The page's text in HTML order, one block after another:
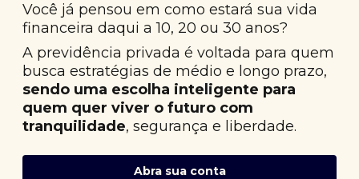
Você já pensou em como estará sua vida
financeira daqui a 10, 20 ou 30 anos?
A previdência privada é voltada para quem
busca estratégias de médio e longo prazo,
sendo uma escolha inteligente para
quem quer viver o futuro com
tranquilidade, segurança e liberdade.
Abra sua conta